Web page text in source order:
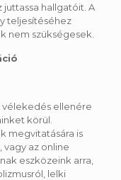
hallgatóit. A
teljesítéséhez
nem szükségesek.
vélekedés ellenére
körül.
megvitatására is
az online
eszközeink arra,
lelki